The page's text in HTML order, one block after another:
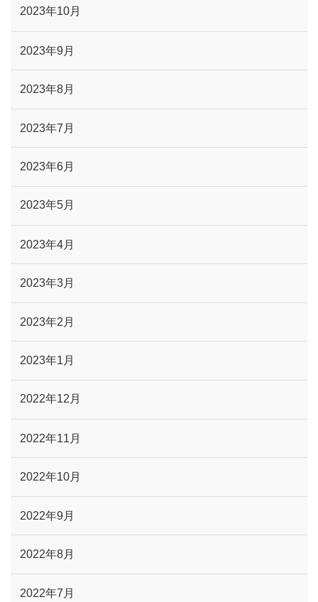
2023年10月
2023年9月
2023年8月
2023年7月
2023年6月
2023年5月
2023年4月
2023年3月
2023年2月
2023年1月
2022年12月
2022年11月
2022年10月
2022年9月
2022年8月
2022年7月